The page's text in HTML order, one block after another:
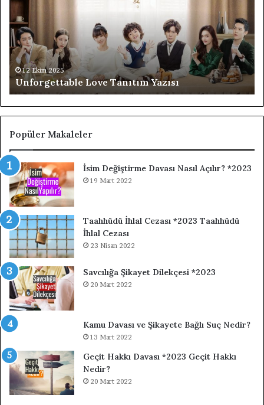
Yazısı
12 Ekim 2025
Unforgettable Love Tanıtım Yazısı
Popüler Makaleler
İsim Değiştirme Davası Nasıl Açılır? *2023
19 Mart 2022
Taahhüdü İhlal Cezası *2023 Taahhüdü
İhlal Cezası
23 Nisan 2022
Savcılığa Şikayet Dilekçesi *2023
20 Mart 2022
Kamu Davası ve Şikayete Bağlı Suç Nedir?
13 Mart 2022
Geçit Hakkı Davası *2023 Geçit Hakkı
Nedir?
20 Mart 2022